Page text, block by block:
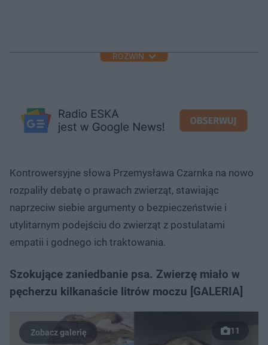
ROZWIŃ
Kontrowersyjne słowa Przemysława Czarnka na nowo
rozpaliły debatę o prawach zwierząt, stawiając
naprzeciw siebie argumenty o bezpieczeństwie i
utylitarnym podejściu do zwierząt z postulatami
empatii i godnego ich traktowania.
Szokujące zaniedbanie psa. Zwierzę miało w
pęcherzu kilkanaście litrów moczu [GALERIA]
11